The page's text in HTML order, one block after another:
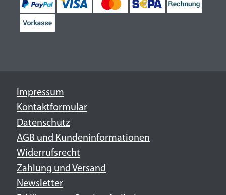
Impressum
Kontaktformular
Datenschutz
AGB und Kundeninformationen
Widerrufsrecht
Zahlung und Versand
Newsletter